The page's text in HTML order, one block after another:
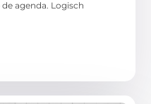
agenda. Logisch